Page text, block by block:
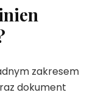
zakresem
dokument